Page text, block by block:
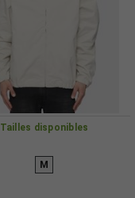
Tailles disponibles
M